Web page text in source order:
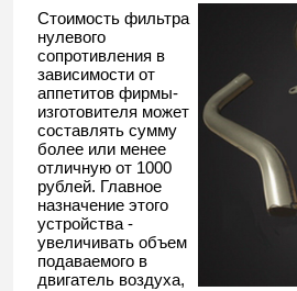
Стоимость фильтра
нулевого
сопротивления в
зависимости от
аппетитов фирмы-
изготовителя может
составлять сумму
более или менее
отличную от 1000
рублей. Главное
назначение этого
устройства -
увеличивать объем
подаваемого в
двигатель воздуха,